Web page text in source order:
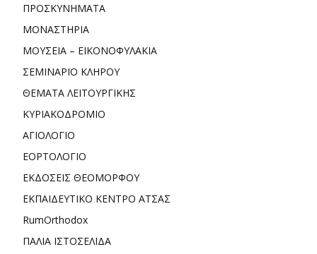
ΠΡΟΣΚΥΝΗΜΑΤΑ
ΜΟΝΑΣΤΗΡΙΑ
ΜΟΥΣΕΙΑ – ΕΙΚΟΝΟΦΥΛΑΚΙΑ
ΣΕΜΙΝΑΡΙΟ ΚΛΗΡΟΥ
ΘΕΜΑΤΑ ΛΕΙΤΟΥΡΓΙΚΗΣ
ΚΥΡΙΑΚΟΔΡΟΜΙΟ
ΑΓΙΟΛΟΓΙΟ
ΕΟΡΤΟΛΟΓΙΟ
ΕΚΔΟΣΕΙΣ ΘΕΟΜΟΡΦΟΥ
ΕΚΠΑΙΔΕΥΤΙΚΟ ΚΕΝΤΡΟ ΑΤΣΑΣ
RumOrthodox
ΠΑΛΙΑ ΙΣΤΟΣΕΛΙΔΑ